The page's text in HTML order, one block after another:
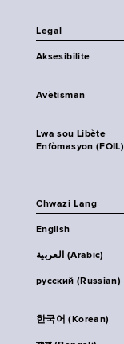
Legal
Aksesibilite
Avètisman
Lwa sou Libète
Enfòmasyon (FOIL)
Chwazi Lang
English
العربية (Arabic)
русский (Russian)
한국어 (Korean)